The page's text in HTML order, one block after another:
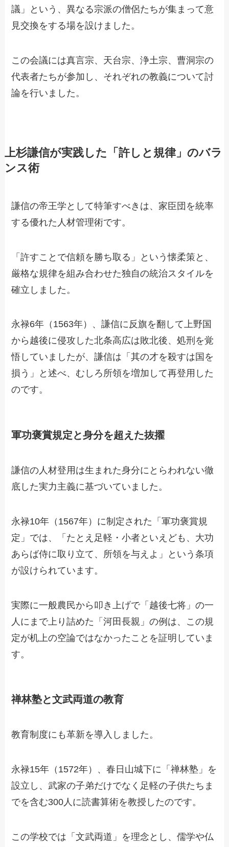
議」という、異なる宗派の僧侶たちが集まって意
見交換をする場を設けました。
この会議には真言宗、天台宗、浄土宗、曹洞宗の
代表者たちが参加し、それぞれの教義について討
論を行いました。
上杉謙信が実践した「許しと規律」のバラ
ンス術
謙信の帝王学として特筆すべきは、家臣団を統率
する優れた人材管理術です。
「許すことで信頼を勝ち取る」という懐柔策と、
厳格な規律を組み合わせた独自の統治スタイルを
確立しました。
永禄6年（1563年）、謙信に反旗を翻して上野国
から越後に侵攻した北条高広は敗北後、処刑を覚
悟していましたが、謙信は「其の才を殺すは国を
損う」と述べ、むしろ所領を増加して再登用した
のです。
軍功褒賞規定と身分を超えた抜擢
謙信の人材登用は生まれた身分にとらわれない徹
底した実力主義に基づいていました。
永禄10年（1567年）に制定された「軍功褒賞規
定」では、「たとえ足軽・小者といえども、大功
あらば侍に取り立て、所領を与えよ」という条項
が設けられています。
実際に一般農民から叩き上げで「越後七将」の一
人にまで上り詰めた「河田長親」の例は、この規
定が机上の空論ではなかったことを証明していま
す。
禅林塾と文武両道の教育
教育制度にも革新を導入しました。
永禄15年（1572年）、春日山城下に「禅林塾」を
設立し、武家の子弟だけでなく足軽の子供たちま
でを含む300人に読書算術を教授したのです。
この学校では「文武両道」を理念とし、儒学や仏